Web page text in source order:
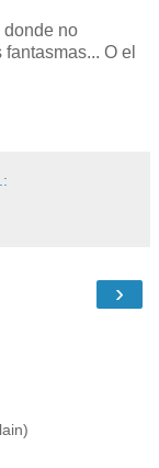
donde no
O el
›